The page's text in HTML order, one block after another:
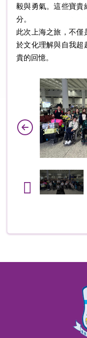
毅與勇氣。這些寶貴
分。
此次上海之旅，不
於文化理解與自我超
貴的回憶。